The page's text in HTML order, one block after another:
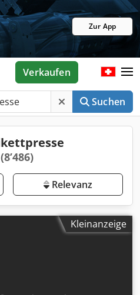
Zur App
Suchen
Verkaufen
(8’486)
Relevanz
Kleinanzeige